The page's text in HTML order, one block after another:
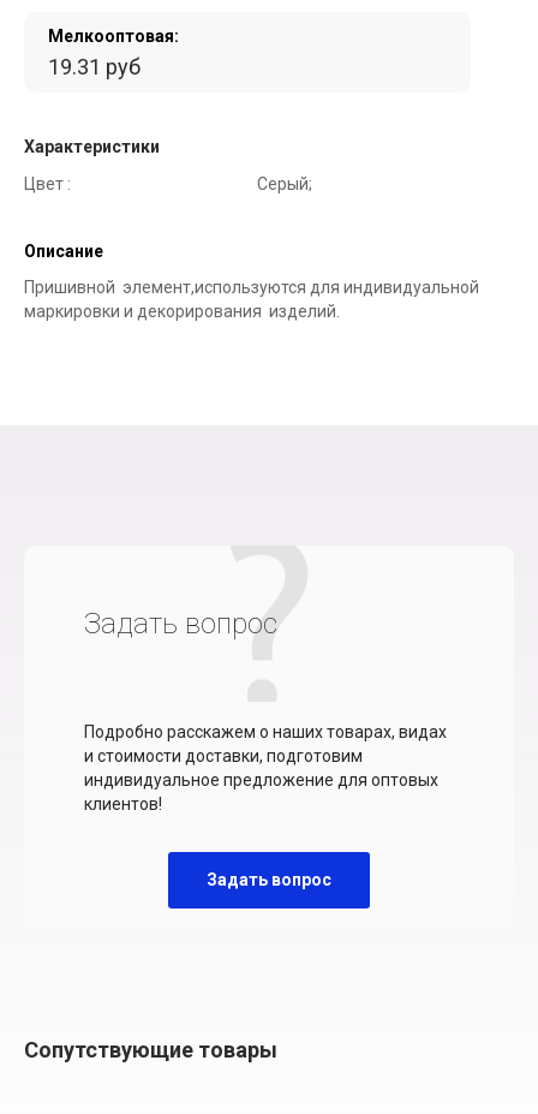
Мелкооптовая:
19.31 руб
Характеристики
Цвет :
Серый;
Описание
Пришивной элемент,используются для индивидуальной
маркировки и декорирования изделий.
Задать вопрос
Подробно расскажем о наших товарах, видах
и стоимости доставки, подготовим
индивидуальное предложение для оптовых
клиентов!
Задать вопрос
Сопутствующие товары